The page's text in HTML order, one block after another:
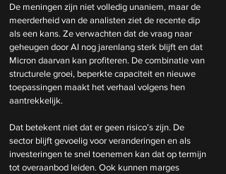
De meningen zijn niet volledig unaniem, maar de
meerderheid van de analisten ziet de recente dip
als een kans. Ze verwachten dat de vraag naar
geheugen door AI nog jarenlang sterk blijft en dat
Micron daarvan kan profiteren. De combinatie van
structurele groei, beperkte capaciteit en nieuwe
toepassingen maakt het verhaal volgens hen
aantrekkelijk.
Dat betekent niet dat er geen risico’s zijn. De
sector blijft gevoelig voor veranderingen en als
investeringen te snel toenemen kan dat op termijn
tot overaanbod leiden. Ook kunnen marges